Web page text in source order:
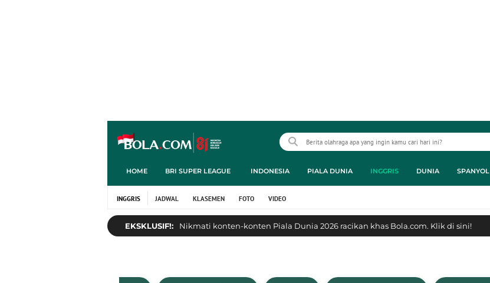
HOME BRI SUPER LEAGUE INDONESIA PIALA DUNIA INGGRIS DUNIA SPANYOL
INGGRIS JADWAL KLASEMEN FOTO VIDEO
EKSKLUSIF!: Nikmati konten-konten Piala Dunia 2026 racikan khas Bola.com. Klik di sini!